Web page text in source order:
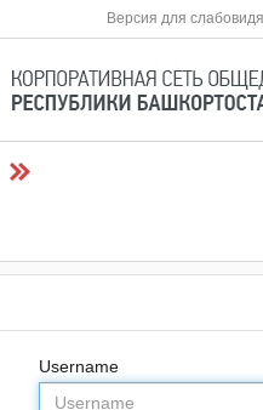
Версия для
Username